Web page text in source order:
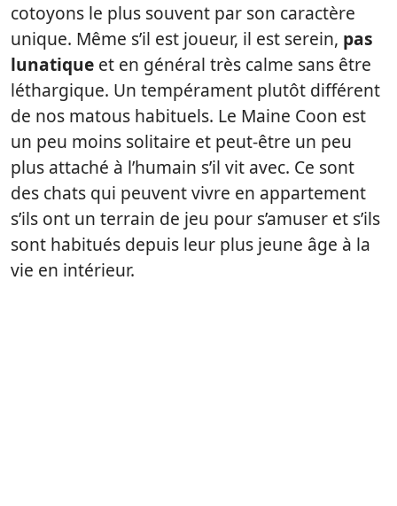
cotoyons le plus souvent par son caractère
unique. Même s’il est joueur, il est serein, pas
lunatique et en général très calme sans être
léthargique. Un tempérament plutôt différent
de nos matous habituels. Le Maine Coon est
un peu moins solitaire et peut-être un peu
plus attaché à l’humain s’il vit avec. Ce sont
des chats qui peuvent vivre en appartement
s’ils ont un terrain de jeu pour s’amuser et s’ils
sont habitués depuis leur plus jeune âge à la
vie en intérieur.